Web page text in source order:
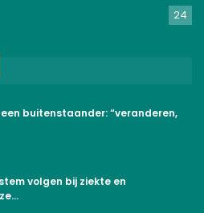
24
buitenstaander: “veranderen,
volgen bij ziekte en